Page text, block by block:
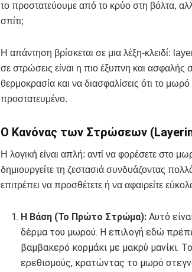
το προστατεύουμε από το κρύο στη βόλτα,
σπίτι;
Η απάντηση βρίσκεται σε μια λέξη-κλειδί:
σε στρώσεις είναι η πιο έξυπνη και ασφαλής
θερμοκρασία και να διασφαλίσεις ότι το μωρό
προστατευμένο.
Ο Κανόνας των Στρώσεων
Η λογική είναι απλή: αντί να φορέσετε στο
δημιουργείτε τη ζεστασιά συνδυάζοντας
επιτρέπει να προσθέτετε ή να αφαιρείτε
Η Βάση (Το Πρώτο Στρώμα): Αυτό
δέρμα του μωρού. Η επιλογή εδώ
βαμβακερό κορμάκι με μακρύ μανίκι.
ερεθισμούς, κρατώντας το μωρό